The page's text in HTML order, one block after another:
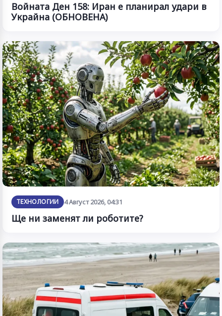
Войната Ден 158: Иран е планирал удари в
Украйна (ОБНОВЕНА)
ТЕХНОЛОГИИ 4 Август 2026, 04:31
Ще ни заменят ли роботите?